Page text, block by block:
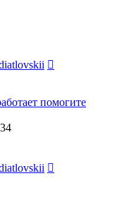
помогите